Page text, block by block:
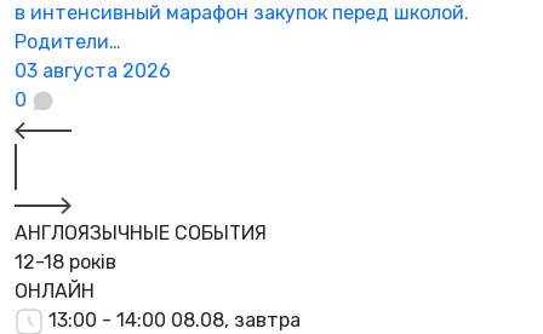
в интенсивный марафон закупок перед школой.
Родители…
03 августа 2026
0
АНГЛОЯЗЫЧНЫЕ СОБЫТИЯ
12-18 років
ОНЛАЙН
13:00 - 14:00 08.08, завтра